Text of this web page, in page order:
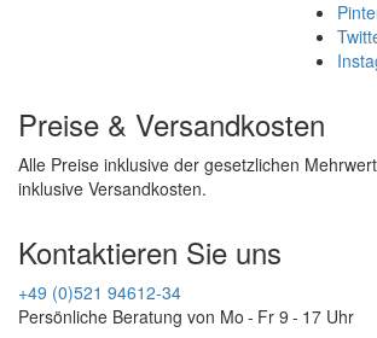
Preise & Versandkosten
Alle Preise inklusive der gesetzlichen
inklusive Versandkosten.
Kontaktieren Sie uns
+49 (0)521 94612-34
Persönliche Beratung von Mo - Fr 9 - 17 Uhr